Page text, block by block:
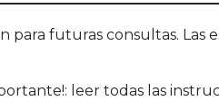
futuras consultas. Las
leer todas las